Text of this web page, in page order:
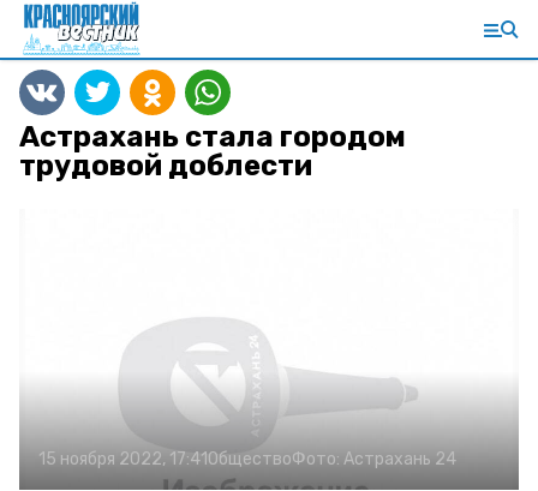
Астрахань стала городом
трудовой доблести
15 ноября 2022, 17:41ОбществоФото: Астрахань 24